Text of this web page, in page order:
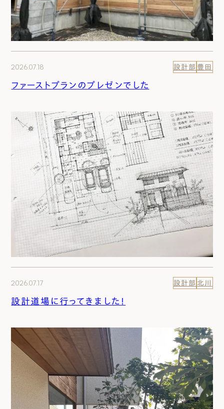
2026.07.18 設計部 豊田
ファーストプランのプレゼンでした
2026.07.17 設計部 北川
設計道場に行ってきました！